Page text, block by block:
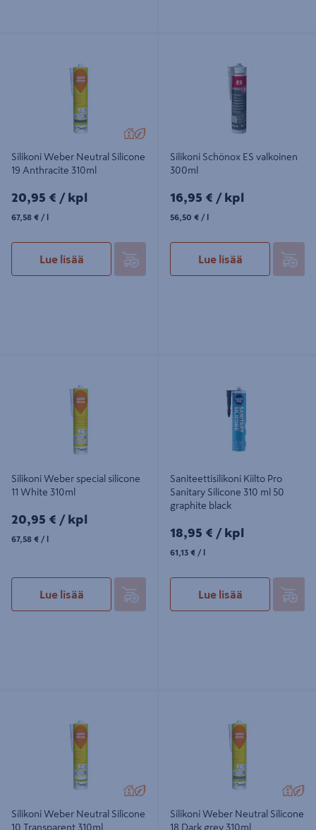
Silikoni Weber Neutral Silicone
19 Anthracite 310ml
20,95€/kpl
20,95 € / kpl
67,58 € / l
Lue lisää
Silikoni Schönox ES valkoinen
300ml
16,95€/kpl
16,95 € / kpl
56,50 € / l
Lue lisää
Silikoni Weber special silicone
11 White 310ml
20,95€/kpl
20,95 € / kpl
67,58 € / l
Lue lisää
Saniteettisilikoni Kiilto Pro
Sanitary Silicone 310 ml 50
graphite black
18,95€/kpl
18,95 € / kpl
61,13 € / l
Lue lisää
Silikoni Weber Neutral Silicone
10 Transparent 310ml
Silikoni Weber Neutral Silicone
18 Dark grey 310ml